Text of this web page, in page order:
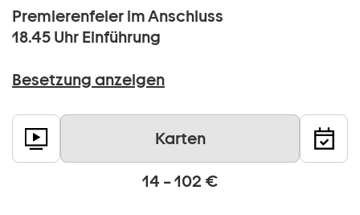
Premierenfeier im Anschluss
18.45 Uhr Einführung
Besetzung anzeigen
Karten
14 – 102 €